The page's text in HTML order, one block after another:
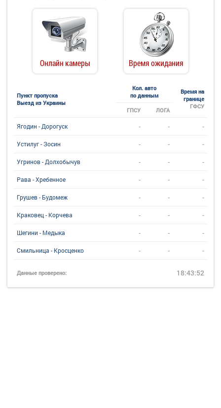
Онлайн камеры Время ожидания
Пункт пропуска
Выезд из Украины
Кол. авто
по данным
Время на
границе
ГФСУ
ГПСУ ЛОГА
Ягодин - Дорогуск - - -
Устилуг - Зосин - - -
Угринов - Долхобычув - - -
Рава - Хребенное - - -
Грушев - Будомеж - - -
Краковец - Корчева - - -
Шегини - Медыка - - -
Смильница - Кросценко - - -
Данные проверено: 18:43:52